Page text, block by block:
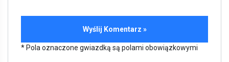
* Pola oznaczone gwiazdką są polami obowiązkowymi